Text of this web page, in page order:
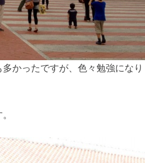
かったですが、色々勉強になり